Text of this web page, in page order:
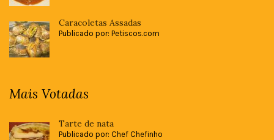
Caracoletas Assadas
Publicado por: Petiscos.com
Mais Votadas
Tarte de nata
Publicado por: Chef Chefinho